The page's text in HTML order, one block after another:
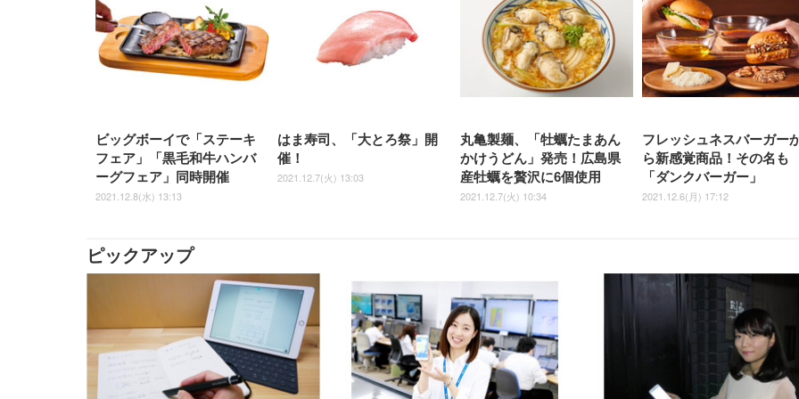
ビッグボーイで「ステーキ
フェア」「黒毛和牛ハンバ
ーグフェア」同時開催
2021.12.8(水) 13:13
はま寿司、「大とろ祭」開
催！
2021.12.7(火) 13:03
丸亀製麺、「牡蠣たまあん
かけうどん」発売！広島県
産牡蠣を贅沢に6個使用
2021.12.7(火) 10:34
フレッシュネスバーガー
ら新感覚商品！その名も
「ダンクバーガー」
2021.12.6(月) 17:12
ピックアップ